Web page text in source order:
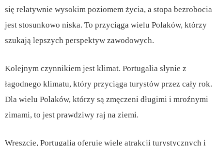
się relatywnie wysokim poziomem życia, a stopa bezrobocia
jest stosunkowo niska. To przyciąga wielu Polaków, którzy
szukają lepszych perspektyw zawodowych.
Kolejnym czynnikiem jest klimat. Portugalia słynie z
łagodnego klimatu, który przyciąga turystów przez cały rok.
Dla wielu Polaków, którzy są zmęczeni długimi i mroźnymi
zimami, to jest prawdziwy raj na ziemi.
Wreszcie, Portugalia oferuje wiele atrakcji turystycznych i